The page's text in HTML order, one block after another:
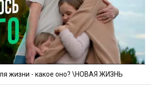
жизни - какое оно? \НОВАЯ ЖИЗНЬ